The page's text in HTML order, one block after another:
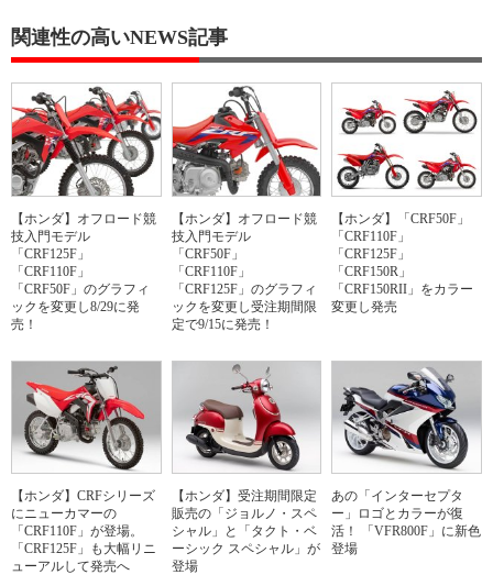
関連性の高いNEWS記事
【ホンダ】オフロード競
技入門モデル
「CRF125F」
「CRF110F」
「CRF50F」のグラフィ
ックを変更し8/29に発
売！
【ホンダ】オフロード競
技入門モデル
「CRF50F」
「CRF110F」
「CRF125F」のグラフィ
ックを変更し受注期間限
定で9/15に発売！
【ホンダ】「CRF50F」
「CRF110F」
「CRF125F」
「CRF150R」
「CRF150RII」をカラー
変更し発売
【ホンダ】CRFシリーズ
にニューカマーの
「CRF110F」が登場。
「CRF125F」も大幅リニ
ューアルして発売へ
【ホンダ】受注期間限定
販売の「ジョルノ・スペ
シャル」と「タクト・ベ
ーシック スペシャル」が
登場
あの「インターセプタ
ー」ロゴとカラーが復
活！ 「VFR800F」に新色
登場